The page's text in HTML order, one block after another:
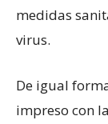
medidas
virus.
De igual
impreso con